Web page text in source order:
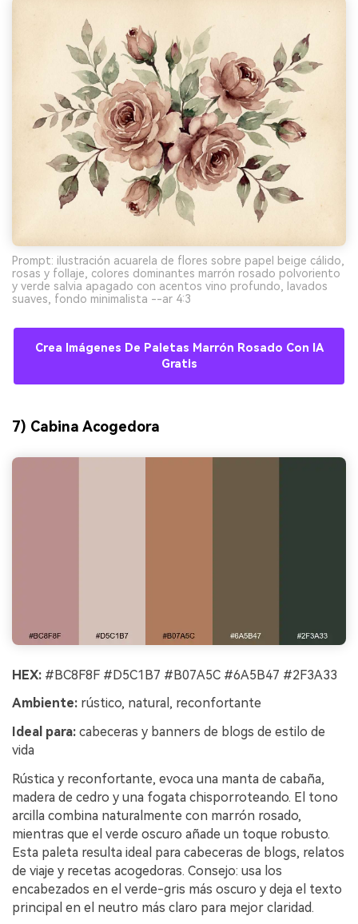
Prompt: ilustración acuarela de flores sobre papel beige cálido,
rosas y follaje, colores dominantes marrón rosado polvoriento
y verde salvia apagado con acentos vino profundo, lavados
suaves, fondo minimalista --ar 4:3
Crea Imágenes De Paletas Marrón Rosado Con IA
Gratis
7) Cabina Acogedora
HEX: #BC8F8F #D5C1B7 #B07A5C #6A5B47 #2F3A33
Ambiente: rústico, natural, reconfortante
Ideal para: cabeceras y banners de blogs de estilo de
vida
Rústica y reconfortante, evoca una manta de cabaña,
madera de cedro y una fogata chisporroteando. El tono
arcilla combina naturalmente con marrón rosado,
mientras que el verde oscuro añade un toque robusto.
Esta paleta resulta ideal para cabeceras de blogs, relatos
de viaje y recetas acogedoras. Consejo: usa los
encabezados en el verde-gris más oscuro y deja el texto
principal en el neutro más claro para mejor claridad.